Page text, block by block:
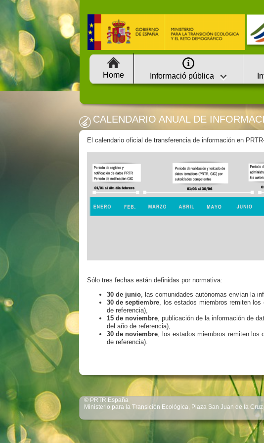
Home Informació pública
CALENDARIO ANUAL DE
El calendario oficial de transferencia de información en
Sólo tres fechas están definidas por normativa:
30 de junio, las comunidades autónomas envían la
30 de septiembre, los estados miembros remiten
de referencia),
15 de noviembre, publicación de la información de
del año de referencia),
30 de noviembre, los estados miembros remiten los
de referencia).
© PRTR España
Ministerio para la Transición Ecológica, Plaza San Juan de la Cruz